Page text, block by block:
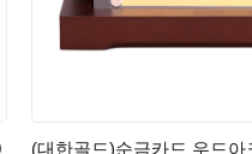
(대한골드)순금카드 우드아